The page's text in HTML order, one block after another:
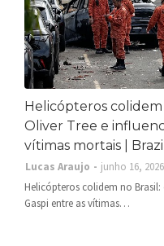
Helicópteros
Oliver Tree e
vítimas mortais |
Lucas Araujo
junho 16, 2026
Helicópteros colidem no
Gaspi entre as vítimas…